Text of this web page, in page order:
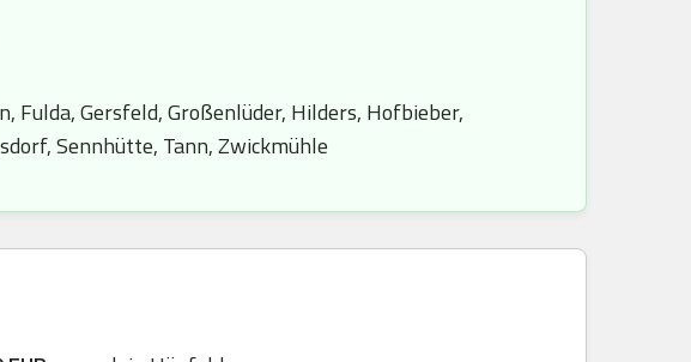
Fulda, Gersfeld, Großenlüder, Hilders, Hofbieber,
Sennhütte, Tann, Zwickmühle